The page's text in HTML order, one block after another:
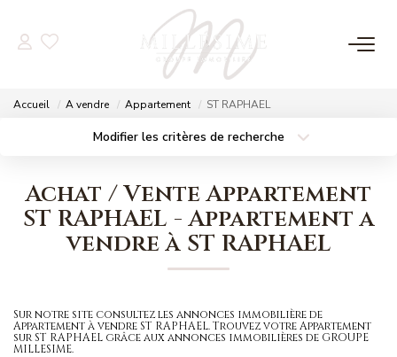
Nos Offres
NOS AGENCES
Nos Agences
Accueil A vendre Appartement ST RAPHAEL
Modifier les critères de recherche
Surface min Budget max
Plus de critères Créer une alerte
Achat / Vente Appartement
ST RAPHAEL - Appartement a
vendre à ST RAPHAEL
Sur notre site consultez les annonces immobilière de
Appartement à vendre ST RAPHAEL. Trouvez votre Appartement
sur ST RAPHAEL grâce aux annonces immobilières de GROUPE
MILLESIME.